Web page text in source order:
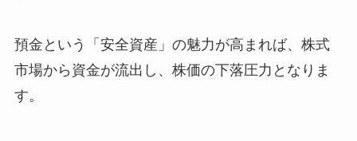
預金という「安全資産」の魅力が高まれば、株式
市場から資金が流出し、株価の下落圧力となりま
す。